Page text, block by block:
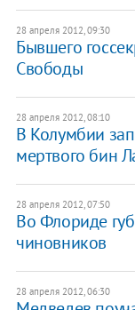
28 апреля 2012, 09:30
Бывшего
Свободы
28 апреля 2012, 08:10
В Колумбии
мертвого бин
28 апреля 2012, 07:50
Во Флориде
чиновников
28 апреля 2012, 06:30